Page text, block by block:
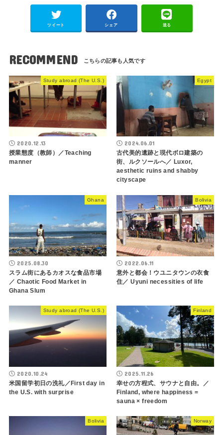
ツイート シェア 送る
RECOMMEND
Study abroad (The U.S.)
2020.12.13
授業態度（教師）／Teaching
manner
Egypt
2024.06.01
古代美的遺跡と現代ボロ建築の
街、ルクソールへ／ Luxor,
aesthetic ruins and shabby
cityscape
Ghana
2025.08.30
スラム街にあるカオスな食品市場
／ Chaotic Food Market in
Ghana Slum
Bolivia
2022.06.11
意外と都会！ウユニタウンの衣食
住／ Uyuni necessities of life
Study abroad (The U.S.)
2020.10.24
米国留学初日の洗礼／First day in
the U.S. with surprise
Finland
2025.11.26
幸せの方程式、サウナと自由。／
Finland, where happiness =
sauna × freedom
Bolivia Norway